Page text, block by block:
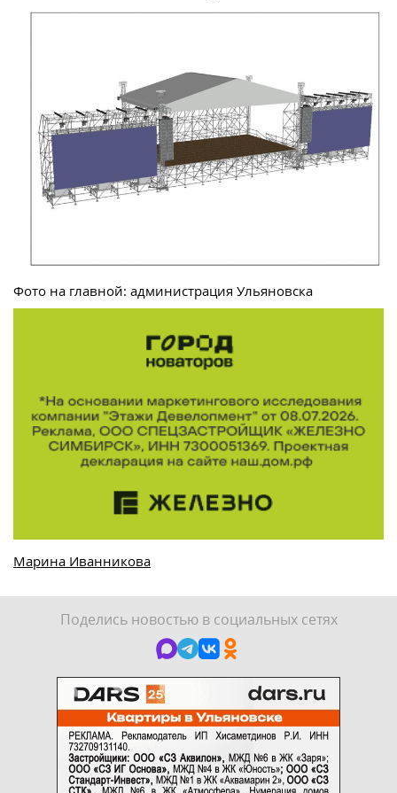
Фото на главной: администрация Ульяновска
Марина Иванникова
Поделись новостью в социальных сетях